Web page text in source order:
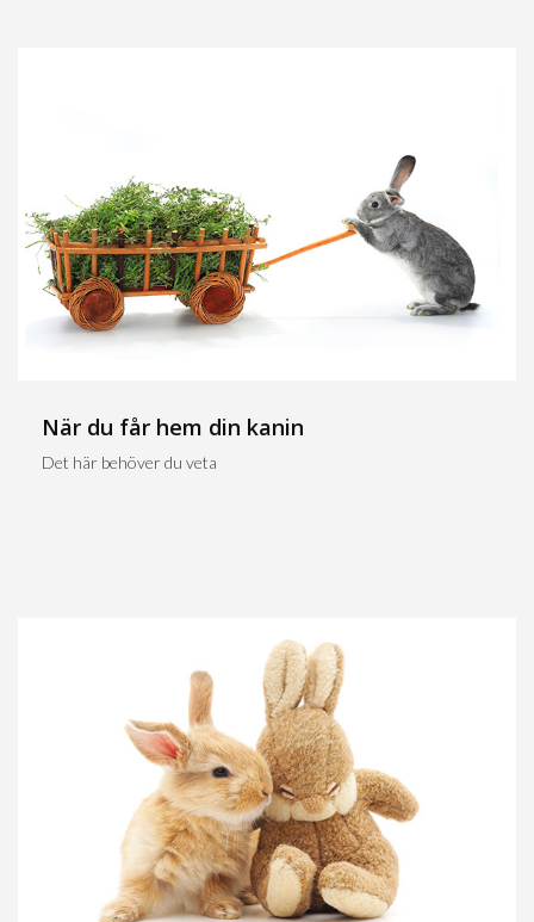
När du får hem din kanin
Det här behöver du veta